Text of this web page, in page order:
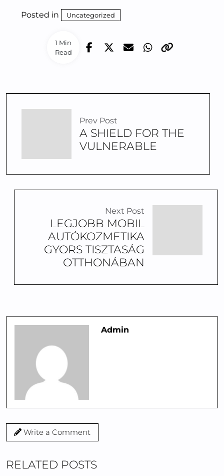
1 Min
Read
Posted in Uncategorized
Prev Post
A SHIELD FOR THE
VULNERABLE
Next Post
LEGJOBB MOBIL
AUTÓKOZMETIKA
GYORS TISZTASÁG
OTTHONÁBAN
Admin
Write a Comment
RELATED POSTS